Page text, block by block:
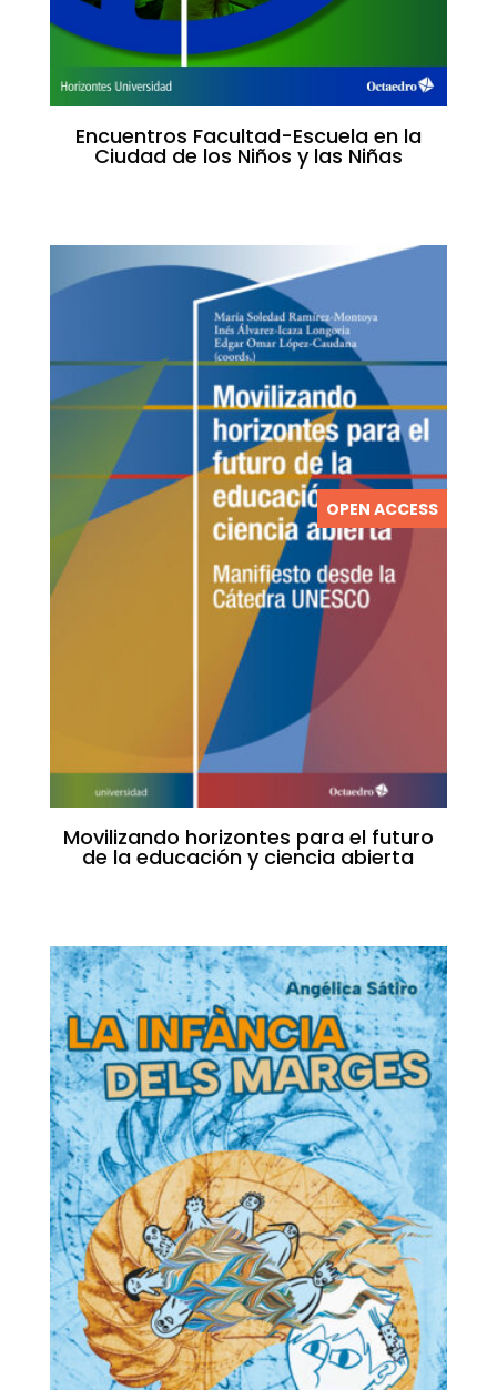
Encuentros Facultad-Escuela en la
Ciudad de los Niños y las Niñas
OPEN ACCESS
Movilizando horizontes para el futuro
de la educación y ciencia abierta